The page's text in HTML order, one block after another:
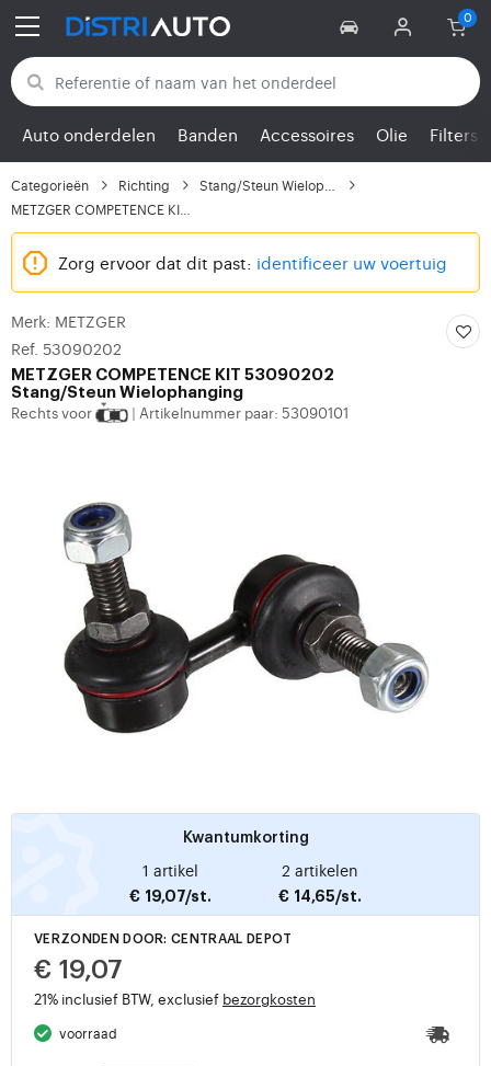
Terug naar categorieën
Auto onderdelen Banden Accessoires Olie Filters
Categorieën Richting
Zorg ervoor dat dit past: identificeer uw voertuig
Merk: METZGER
Ref. 53090202
METZGER COMPETENCE KIT 53090202
Stang/Steun Wielophanging
Rechts voor Artikelnummer paar: 53090101
Kwantumkorting
1 artikel
€ 19,07/st.
2 artikelen
€ 14,65/st.
VERZONDEN DOOR: CENTRAAL DEPOT
€ 19,07
21% inclusief BTW, exclusief bezorgkosten
voorraad